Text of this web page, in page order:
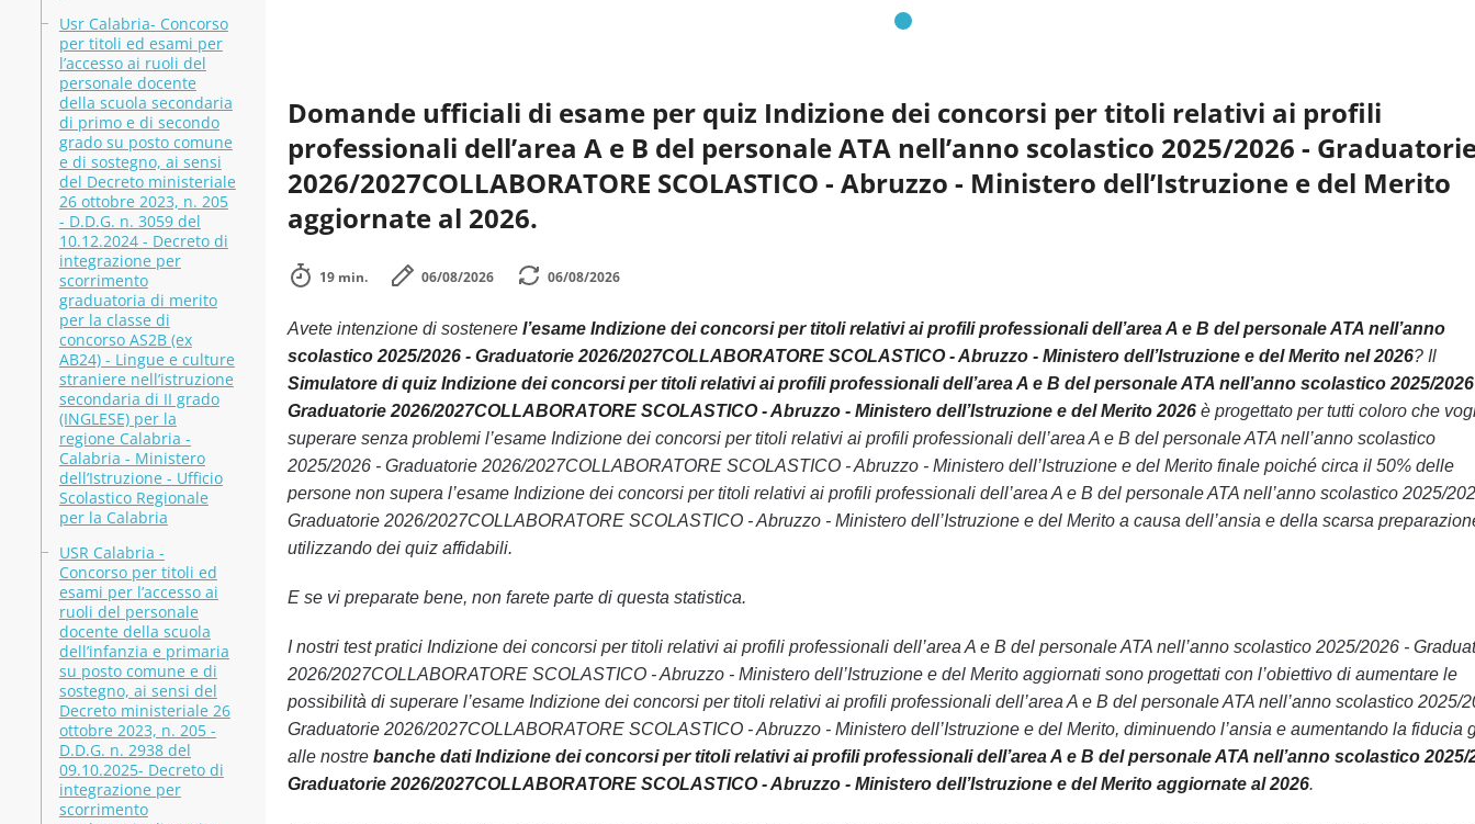
Usr Calabria- Concorso
per titoli ed esami per
l’accesso ai ruoli del
personale docente
della scuola secondaria
di primo e di secondo
grado su posto comune
e di sostegno, ai sensi
del Decreto ministeriale
26 ottobre 2023, n. 205
- D.D.G. n. 3059 del
10.12.2024 - Decreto di
integrazione per
scorrimento
graduatoria di merito
per la classe di
concorso AS2B (ex
AB24) - Lingue e culture
straniere nell’istruzione
secondaria di II grado
(INGLESE) per la
regione Calabria -
Calabria - Ministero
dell’Istruzione - Ufficio
Scolastico Regionale
per la Calabria
USR Calabria -
Concorso per titoli ed
esami per l’accesso ai
ruoli del personale
docente della scuola
dell’infanzia e primaria
su posto comune e di
sostegno, ai sensi del
Decreto ministeriale 26
ottobre 2023, n. 205 -
D.D.G. n. 2938 del
09.10.2025- Decreto di
integrazione per
scorrimento
Domande ufficiali di esame per quiz Indizione dei concorsi per titoli relativi ai profili
professionali dell’area A e B del personale ATA nell’anno scolastico 2025/2026 -
2026/2027COLLABORATORE SCOLASTICO - Abruzzo - Ministero dell’Istruzione e del Merito
aggiornate al 2026.
19 min. 06/08/2026 06/08/2026
Avete intenzione di sostenere l’esame Indizione dei concorsi per titoli relativi ai profili professionali dell’area A e B del personale ATA nell’anno
scolastico 2025/2026 - Graduatorie 2026/2027COLLABORATORE SCOLASTICO - Abruzzo - Ministero dell’Istruzione e del Merito nel 2026? Il
Simulatore di quiz Indizione dei concorsi per titoli relativi ai profili professionali dell’area A e B del personale ATA nell’anno scolastico 2025/
Graduatorie 2026/2027COLLABORATORE SCOLASTICO - Abruzzo - Ministero dell’Istruzione e del Merito 2026è progettato per tutti coloro che
superare senza problemi l’esame Indizione dei concorsi per titoli relativi ai profili professionali dell’area A e B del personale ATA nell’anno scolastico
2025/2026 - Graduatorie 2026/2027COLLABORATORE SCOLASTICO - Abruzzo - Ministero dell’Istruzione e del Merito finale poiché circa il 50% delle
persone non supera l’esame Indizione dei concorsi per titoli relativi ai profili professionali dell’area A e B del personale ATA nell’anno scolastico 2025/
Graduatorie 2026/2027COLLABORATORE SCOLASTICO - Abruzzo - Ministero dell’Istruzione e del Merito a causa dell’ansia e della scarsa
utilizzando dei quiz affidabili.
E se vi preparate bene, non farete parte di questa statistica.
I nostri test pratici Indizione dei concorsi per titoli relativi ai profili professionali dell’area A e B del personale ATA nell’anno scolastico 2025/2026 -
2026/2027COLLABORATORE SCOLASTICO - Abruzzo - Ministero dell’Istruzione e del Merito aggiornati sono progettati con l’obiettivo di aumentare le
possibilità di superare l’esame Indizione dei concorsi per titoli relativi ai profili professionali dell’area A e B del personale ATA nell’anno scolastico 2025/
Graduatorie 2026/2027COLLABORATORE SCOLASTICO - Abruzzo - Ministero dell’Istruzione e del Merito, diminuendo l’ansia e aumentando la fiducia
alle nostre banche dati Indizione dei concorsi per titoli relativi ai profili professionali dell’area A e B del personale ATA nell’anno scolastico 2025/
Graduatorie 2026/2027COLLABORATORE SCOLASTICO - Abruzzo - Ministero dell’Istruzione e del Merito aggiornate al 2026.